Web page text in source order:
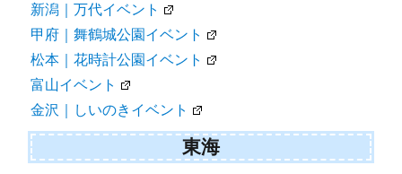
新潟｜万代イベント
甲府｜舞鶴城公園イベント
松本｜花時計公園イベント
富山イベント
金沢｜しいのきイベント
東海